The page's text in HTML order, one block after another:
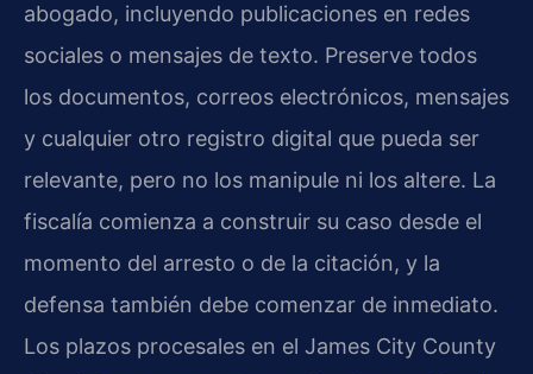
abogado, incluyendo publicaciones en redes
sociales o mensajes de texto. Preserve todos
los documentos, correos electrónicos, mensajes
y cualquier otro registro digital que pueda ser
relevante, pero no los manipule ni los altere. La
fiscalía comienza a construir su caso desde el
momento del arresto o de la citación, y la
defensa también debe comenzar de inmediato.
Los plazos procesales en el James City County